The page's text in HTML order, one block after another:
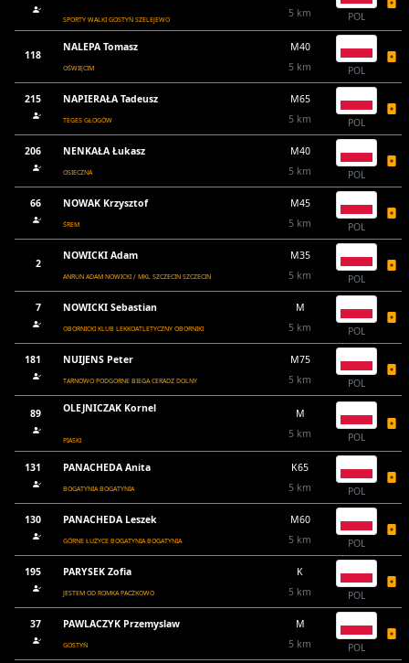
SPORTY WALKI GOSTYŃ SZELEJEWO
5 km
POL
118
NALEPA Tomasz
OŚWIĘCIM
M40
5 km
POL
215 NAPIERAŁA Tadeusz
TEGES GŁOGÓW
M65
5 km
POL
206 NENKAŁA Łukasz
OSIECZNA
M40
5 km
POL
66 NOWAK Krzysztof
ŚREM
M45
5 km
POL
2
NOWICKI Adam
ANRUN ADAM NOWICKI / MKL SZCZECIN SZCZECIN
M35
5 km
POL
7 NOWICKI Sebastian
OBORNICKI KLUB LEKKOATLETYCZNY OBORNIKI
M
5 km
POL
181 NUIJENS Peter
TARNOWO PODGORNE BIEGA CERADZ DOLNY
M75
5 km
POL
89 OLEJNICZAK Kornel
PIASKI
M
5 km
POL
131 PANACHEDA Anita
BOGATYNIA BOGATYNIA
K65
5 km
POL
130 PANACHEDA Leszek
GÓRNE ŁUŻYCE BOGATYNIA BOGATYNIA
M60
5 km
POL
195 PARYSEK Zofia
JESTEM OD ROMKA PACZKOWO
K
5 km
POL
37 PAWLACZYK Przemyslaw
GOSTYŃ
M
5 km
POL